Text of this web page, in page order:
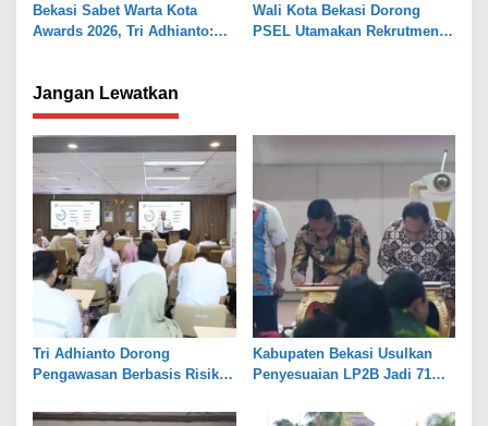
Bekasi Sabet Warta Kota
Awards 2026, Tri Adhianto:
Wali Kota Bekasi Dorong
PSEL Utamakan Rekrutmen
Jangan Lewatkan
Tri Adhianto Dorong
Pengawasan Berbasis Risiko,
Kelola
Kabupaten Bekasi Usulkan
Penyesuaian LP2B Jadi 71
Industri dan Pertanian